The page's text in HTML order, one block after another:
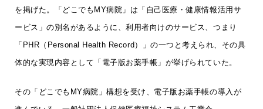
を掲げた。「どこでもMY病院」は「自己医療・健康情報活用サ
ービス」の別名があるように、利用者向けのサービス、つまり
「PHR（Personal Health Record）」の一つと考えられ、その具
体的な実現内容として「電子版お薬手帳」が挙げられていた。
その「どこでもMY病院」構想を受け、電子版お薬手帳の導入が